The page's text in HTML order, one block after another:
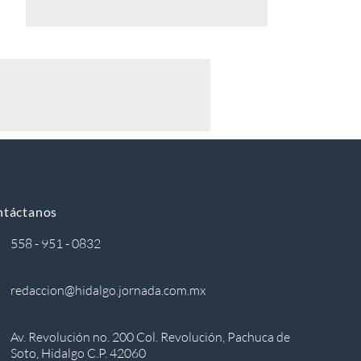
558 - 951 - 0832
redaccion@hidalgo.jornada.com.mx
Av. Revolución no. 200 Col. Revolución, Pachuca de
Soto, Hidalgo C.P. 42060